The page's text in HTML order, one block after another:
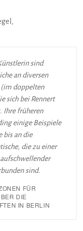
sind
an diversen
(im doppelten
sich bei Rennert
Ihre früheren
einige Beispiele
bis an die
die zu einer
sind.
FÜR
DIE
IN BERLIN